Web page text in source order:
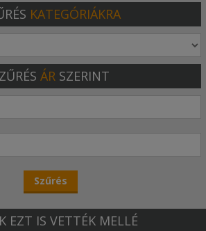
KATEGÓRIÁKRA
ÁR SZERINT
EZT IS VETTÉK MELLÉ